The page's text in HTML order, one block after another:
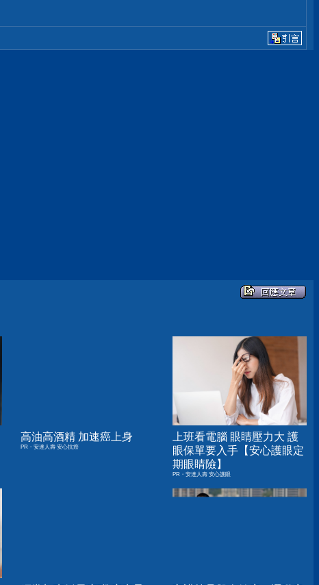
高油高酒精 加速癌上身
PR・安達人壽 安心抗癌
上班看電腦 眼睛壓力大 護
眼保單要入手【安心護眼定
期眼睛險】
PR・安達人壽 安心護眼